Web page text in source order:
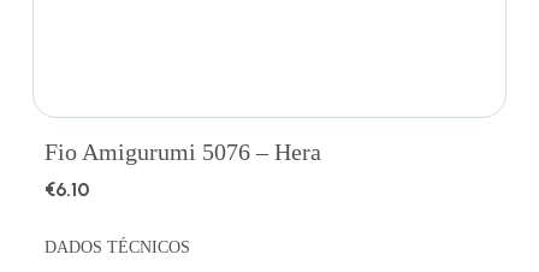
Fio Amigurumi 5076 – Hera
€6.10
DADOS TÉCNICOS